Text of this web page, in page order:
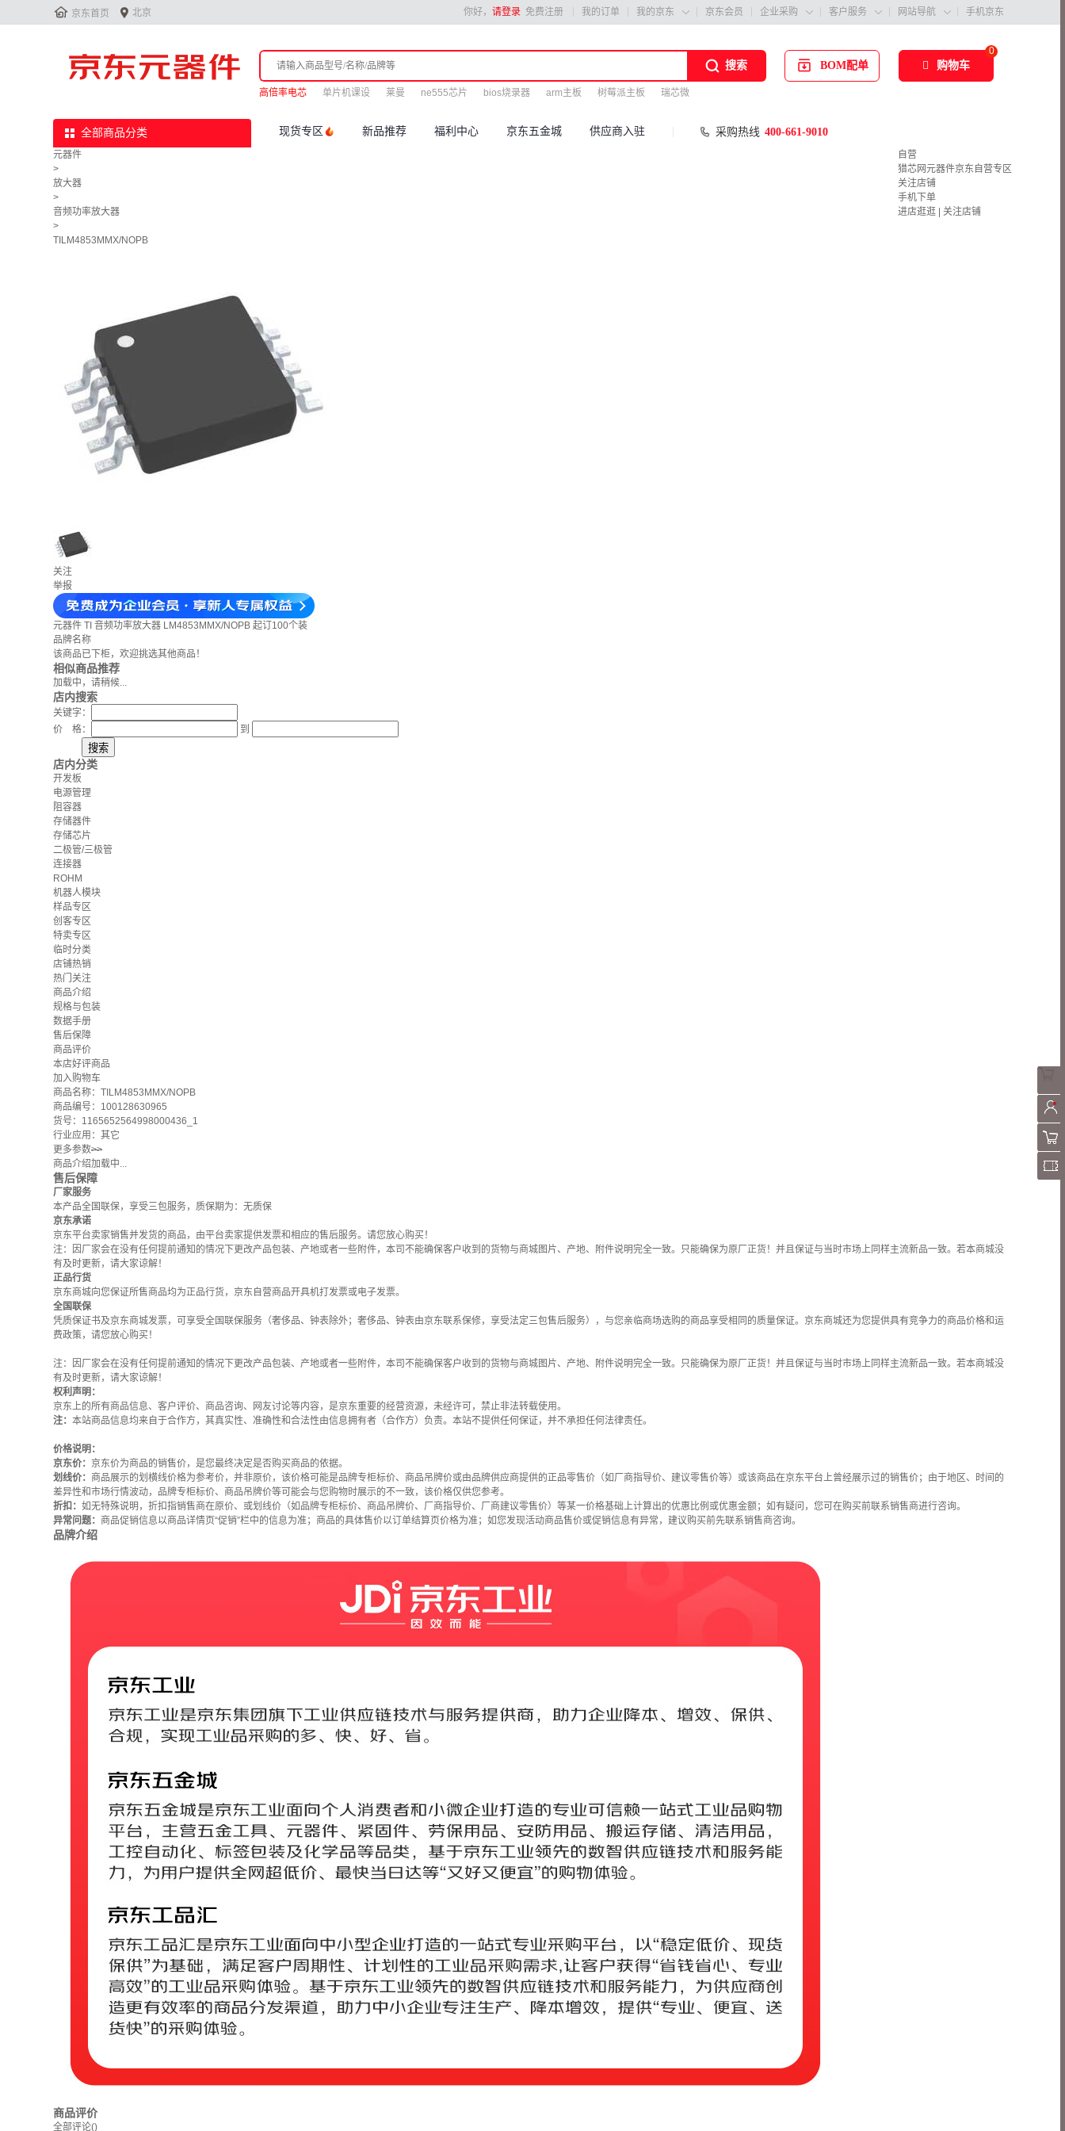
 京东首页  北京 你好， 请登录 免费注册 我的订单 我的京东  京东会员 企业采购  客户服务  网站导航  手机京东
搜索
高倍率电芯 单片机课设 莱曼 ne555芯片 bios烧录器 arm主板 树莓派主板 瑞芯微
BOM配单
0
购物车
全部商品分类 现货专区 新品推荐 福利中心 京东五金城 供应商入驻 采购热线 400-661-9010
元器件
>
放大器
>
音频功率放大器
>
TILM4853MMX/NOPB
自营
猎芯网元器件京东自营专区
关注店铺
手机下单
进店逛逛
关注店铺
关注
举报
元器件 TI 音频功率放大器 LM4853MMX/NOPB 起订100个装
品牌名称
该商品已下柜，欢迎挑选其他商品！
相似商品推荐
加载中，请稍候...
店内搜索
关键字：
价 格：
到
店内分类
开发板
电源管理
阻容器
存储器件
存储芯片
二极管/三极管
连接器
ROHM
机器人模块
样品专区
创客专区
特卖专区
临时分类
店铺热销
热门关注
商品介绍
规格与包装
数据手册
售后保障
商品评价
本店好评商品
加入购物车
商品名称：TILM4853MMX/NOPB
商品编号：100128630965
货号：1165652564998000436_1
行业应用：其它
更多参数>>
商品介绍加载中...
售后保障
厂家服务
本产品全国联保，享受三包服务，质保期为：无质保
京东承诺
京东平台卖家销售并发货的商品，由平台卖家提供发票和相应的售后服务。请您放心购买！
注：因厂家会在没有任何提前通知的情况下更改产品包装、产地或者一些附件，本司不能确保客户收到的货物与商城图片、产地、附件说明完全一致。只能确保为原厂正货！并且保证与当时市场上同样主流新品一致。若本商城没
有及时更新，请大家谅解！
正品行货
京东商城向您保证所售商品均为正品行货，京东自营商品开具机打发票或电子发票。
全国联保
凭质保证书及京东商城发票，可享受全国联保服务（奢侈品、钟表除外；奢侈品、钟表由京东联系保修，享受法定三包售后服务），与您亲临商场选购的商品享受相同的质量保证。京东商城还为您提供具有竞争力的商品价格和运
费政策，请您放心购买！
注：因厂家会在没有任何提前通知的情况下更改产品包装、产地或者一些附件，本司不能确保客户收到的货物与商城图片、产地、附件说明完全一致。只能确保为原厂正货！并且保证与当时市场上同样主流新品一致。若本商城没
有及时更新，请大家谅解！
权利声明：
京东上的所有商品信息、客户评价、商品咨询、网友讨论等内容，是京东重要的经营资源，未经许可，禁止非法转载使用。
注： 本站商品信息均来自于合作方，其真实性、准确性和合法性由信息拥有者（合作方）负责。本站不提供任何保证，并不承担任何法律责任。
价格说明：
京东价： 京东价为商品的销售价，是您最终决定是否购买商品的依据。
划线价： 商品展示的划横线价格为参考价，并非原价，该价格可能是品牌专柜标价、商品吊牌价或由品牌供应商提供的正品零售价（如厂商指导价、建议零售价等）或该商品在京东平台上曾经展示过的销售价；由于地区、时间的
差异性和市场行情波动，品牌专柜标价、商品吊牌价等可能会与您购物时展示的不一致，该价格仅供您参考。
折扣： 如无特殊说明，折扣指销售商在原价、或划线价（如品牌专柜标价、商品吊牌价、厂商指导价、厂商建议零售价）等某一价格基础上计算出的优惠比例或优惠金额；如有疑问，您可在购买前联系销售商进行咨询。
异常问题： 商品促销信息以商品详情页“促销”栏中的信息为准；商品的具体售价以订单结算页价格为准；如您发现活动商品售价或促销信息有异常，建议购买前先联系销售商咨询。
品牌介绍
商品评价
全部评论()